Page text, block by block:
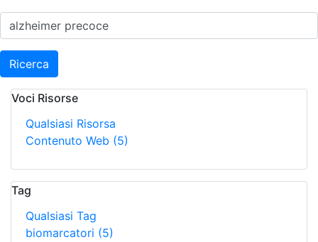
Ricerca
Voci Risorse
Qualsiasi Risorsa
Contenuto Web (5)
Tag
Qualsiasi Tag
biomarcatori (5)